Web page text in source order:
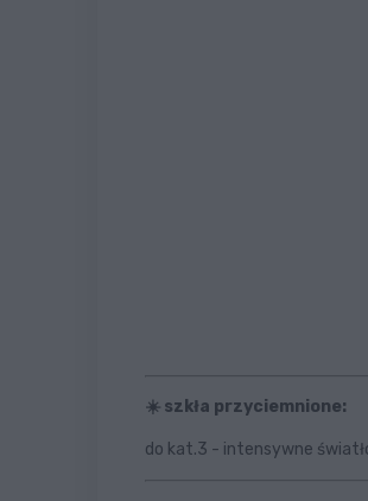
☀️ szkła przyciemnione:
do kat.3 - intensywne